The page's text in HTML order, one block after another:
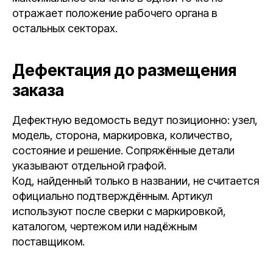
отражает положение рабочего органа в
остальных секторах.
Дефектация до размещения
заказа
Дефектную ведомость ведут позиционно: узел,
модель, сторона, маркировка, количество,
состояние и решение. Сопряжённые детали
указывают отдельной графой.
Код, найденный только в названии, не считается
официально подтверждённым. Артикул
используют после сверки с маркировкой,
каталогом, чертежом или надёжным
поставщиком.